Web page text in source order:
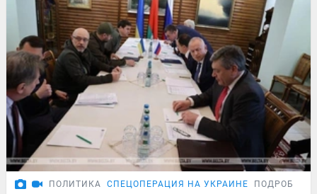
ПОЛИТИКА СПЕЦОПЕРАЦИЯ НА УКРАИНЕ